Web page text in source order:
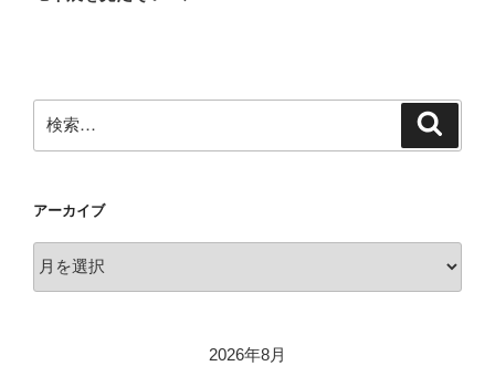
ン
索:
アーカイブ
ー
2026年8月